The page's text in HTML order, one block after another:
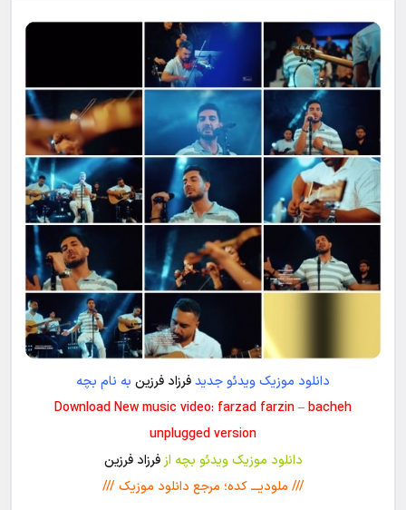
دانلود موزیک ویدئو جدیدفرزاد فرزین به نام بچه
Download New music video: farzad farzin – bacheh
unplugged version
دانلود موزیک ویدئو بچه ازفرزاد فرزین
/// ملودیـــ کده؛ مرجع دانلود موزیک ///